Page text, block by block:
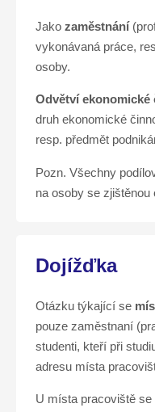
Jako zaměstnání
vykonávaná práce,
osoby.
Odvětví ekonomické
druh ekonomické
resp. předmět
Pozn. Všechny
na osoby se zjištěnou
Dojížďka
Otázku týkající se
pouze zaměstnaní
studenti, kteří při
adresu místa
U místa pracoviště